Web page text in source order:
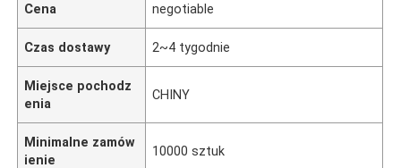
Cena negotiable
Czas dostawy 2~4 tygodnie
Miejsce pochodz
enia
CHINY
Minimalne zamów
ienie
10000 sztuk